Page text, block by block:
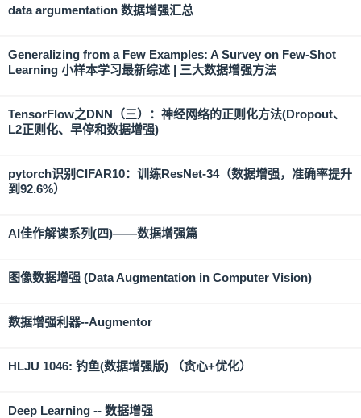
data argumentation 数据增强汇总
Generalizing from a Few Examples: A Survey on Few-Shot
Learning 小样本学习最新综述 | 三大数据增强方法
TensorFlow之DNN（三）：神经网络的正则化方法(Dropout、
L2正则化、早停和数据增强)
pytorch识别CIFAR10：训练ResNet-34（数据增强，准确率提升
到92.6%）
AI佳作解读系列(四)——数据增强篇
图像数据增强 (Data Augmentation in Computer Vision)
数据增强利器--Augmentor
HLJU 1046: 钓鱼(数据增强版) （贪心+优化）
Deep Learning -- 数据增强